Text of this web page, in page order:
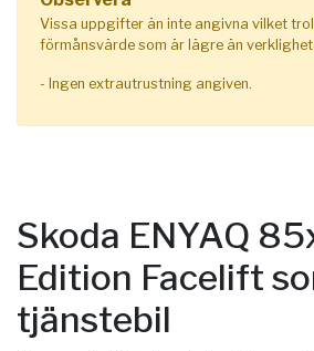
Vissa uppgifter än inte angivna vilket
förmånsvärde som är lägre än
- Ingen extrautrustning angiven.
Skoda ENYAQ
Edition Facelift
tjänstebil